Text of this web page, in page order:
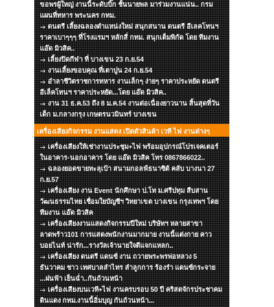
ขอพรผู้ใหญ่ งานนี้ระดับบิ๊ก ชั้นนายพล มาร่วมงานแน่น.. กรม
แผนที่ทหาร พระนคร กทม.
ดนตรี เลี้ยงฉลองตำแหน่งใหม่ สนุกสนาน ดนตรี อีเลคโทนฯ
ราคาเบาๆๆๆ ที่โรงแรมฯ หลักสี่ กทม. สนุกเต็มพิกัด โดย ทีมงาน
แอ๊ด มิวสิค..
เลี้ยงปิดกีฬา ที่ บางเขน 23 ก.ย.54
งานเลี้ยงขอบคุณ ที่เตาปูน 24 ก.ย.54
อำลาชีวิตราชการทหาร งานเล็กๆ ง่ายๆ ราคาประหยัด ดนตรี
อีเล็คโทนฯ ราคาประหยัด...โดย แอ๊ด มิวสิค..
งาน 31 ธ.ค.53 ถึง 8 ม.ค.54 งานต่อเนื่องยาวนาน สิ้นสุดที่วัน
เด็ก ม.กลางกรุง เกษตรนวมินทร์ บางเขน
เครื่องเสียงกิจกรรม งานแสดง เปิดตัวสินค้า เวที ไฟ งานต่างๆ
เครื่องเสียงให้เช่างานประชุม+ไฟ พร้อมอุปกรณ์โปรเจคเตอร์
ในอาคาร-นอกอาคาร โดย แอ๊ด มิวสิค โทร 0867866022..
ฉลองยอดขายทะลุเป้า สนามกอลฟ์ธนาซิต้ คลับ บางนา 27
ก.ย.57
เครื่องเสียง งาน Event นักศึกษา ป.โท ม.ศรีปทุม สืบสาน
วัฒนธรรมไทย เชื่อมใยบัญชีฯ วิทยาเขต บางเขน กรุงเทพฯ โดย
ทีมงาน แอ๊ด มิวสิค
เครื่องเสียงงานแสดงกิจกรรมปีใหม่ บริษัทฯ หลายสาขา
ลาดพร้าว101 การแสดงพนักงานมากมาย งานนี้แต่งกาย คาว
บอยไนท์ น่ารัก...รางวัลเจ้านายใจดีแจกแหลก..
เครื่องเสียง ดนตรี แดนซ์ งาน ถวายพระพรพ่อหลวง 5
ธันวาคม ชาว เทศบาลลำไทร ลำลูกการ ร้องรำ แดนซ์กระจาย
...ฝนฟ้า เย็นฉ่ำ..กันถ้วนหน้า
เครื่องเสียงบนเวที+ไฟ งานครบรอบ 50 ปี คริสตจักรประชาคม
ดินแดง กทม.งานนี้อิ่มบุญ กันถ้วนหน้า...